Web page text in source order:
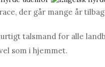
der går mange år
talsmand for alle
som i hjemmet.